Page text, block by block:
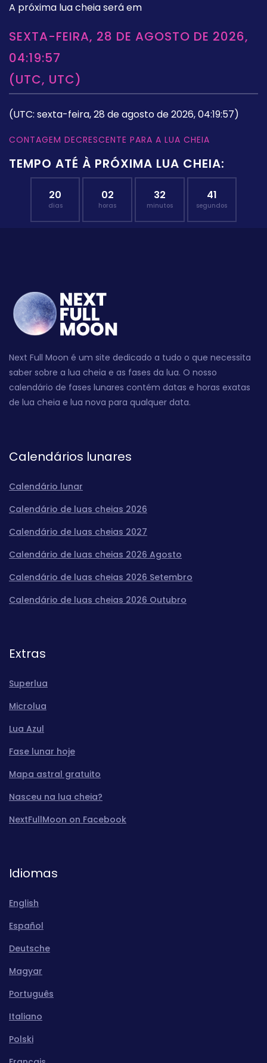
A próxima lua cheia será em
SEXTA-FEIRA, 28 DE AGOSTO DE 2026,
04:19:57
(UTC, UTC)
(UTC: sexta-feira, 28 de agosto de 2026, 04:19:57)
CONTAGEM DECRESCENTE PARA A LUA CHEIA
TEMPO ATÉ À PRÓXIMA LUA CHEIA:
20
dias
02
horas
32
minutos
40
segundos
Next Full Moon é um site dedicado a tudo o que necessita
saber sobre a lua cheia e as fases da lua. O nosso
calendário de fases lunares contém datas e horas exatas
de lua cheia e lua nova para qualquer data.
Calendários lunares
Calendário lunar
Calendário de luas cheias 2026
Calendário de luas cheias 2027
Calendário de luas cheias 2026 Agosto
Calendário de luas cheias 2026 Setembro
Calendário de luas cheias 2026 Outubro
Extras
Superlua
Microlua
Lua Azul
Fase lunar hoje
Mapa astral gratuito
Nasceu na lua cheia?
NextFullMoon on Facebook
Idiomas
English
Español
Deutsche
Magyar
Português
Italiano
Polski